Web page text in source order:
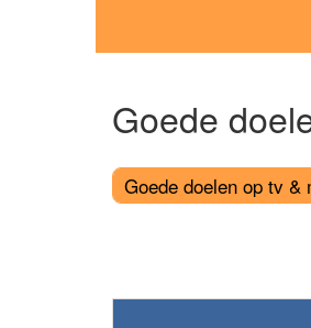
Goede
Goede doelen op tv &